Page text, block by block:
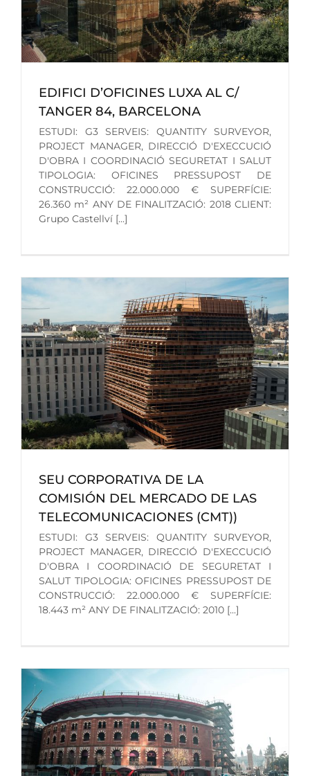
EDIFICI D’OFICINES LUXA AL C/
TANGER 84, BARCELONA
ESTUDI: G3 SERVEIS: QUANTITY SURVEYOR,
PROJECT MANAGER, DIRECCIÓ D'EXECCUCIÓ
D'OBRA I COORDINACIÓ SEGURETAT I SALUT
TIPOLOGIA: OFICINES PRESSUPOST DE
CONSTRUCCIÓ: 22.000.000 € SUPERFÍCIE:
26.360 m² ANY DE FINALITZACIÓ: 2018 CLIENT:
Grupo Castellví [...]
SEU CORPORATIVA DE LA
COMISIÓN DEL MERCADO DE LAS
TELECOMUNICACIONES (CMT))
ESTUDI: G3 SERVEIS: QUANTITY SURVEYOR,
PROJECT MANAGER, DIRECCIÓ D'EXECCUCIÓ
D'OBRA I COORDINACIÓ DE SEGURETAT I
SALUT TIPOLOGIA: OFICINES PRESSUPOST DE
CONSTRUCCIÓ: 22.000.000 € SUPERFÍCIE:
18.443 m² ANY DE FINALITZACIÓ: 2010 [...]